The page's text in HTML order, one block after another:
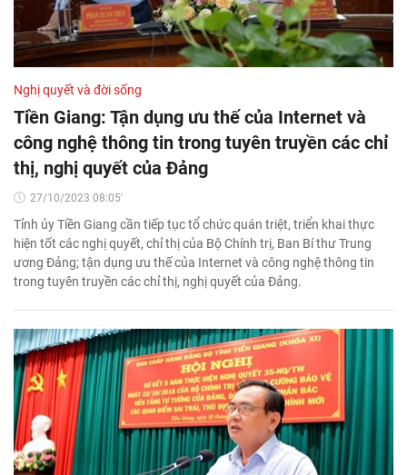
Nghị quyết và đời sống
Tiền Giang: Tận dụng ưu thế của Internet và
công nghệ thông tin trong tuyên truyền các chỉ
thị, nghị quyết của Đảng
27/10/2023 08:05'
Tỉnh ủy Tiền Giang cần tiếp tục tổ chức quán triệt, triển khai thực
hiện tốt các nghị quyết, chỉ thị của Bộ Chính trị, Ban Bí thư Trung
ương Đảng; tận dụng ưu thế của Internet và công nghệ thông tin
trong tuyên truyền các chỉ thị, nghị quyết của Đảng.